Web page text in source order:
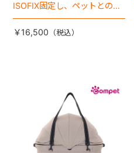
ISOFIX固定し、ペットとの車
移動をカンタン・快適に！
￥16,500